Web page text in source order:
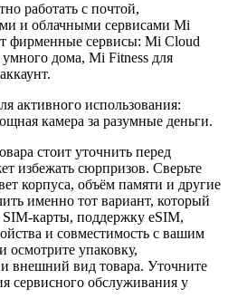
работать с почтой,
и облачными сервисами Mi
фирменные сервисы: Mi Cloud
дома, Mi Fitness для
активного использования:
камера за разумные деньги.
стоит уточнить перед
избежать сюрпризов. Сверьте
корпуса, объём памяти и другие
именно тот вариант, который
карты, поддержку eSIM,
и совместимость с вашим
упаковку,
внешний вид товара. Уточните
сервисного обслуживания у